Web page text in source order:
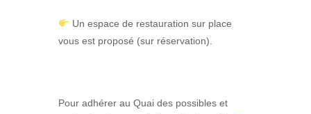
Un espace de restauration sur place
vous est proposé (sur réservation).
Pour adhérer au Quai des possibles et